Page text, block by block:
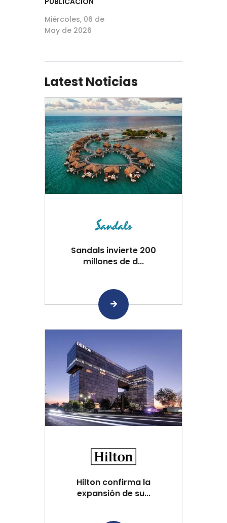
Miércoles, 06 de
May de 2026
Latest Noticias
Sandals invierte 200
millones de d...
Hilton confirma la
expansión de su...